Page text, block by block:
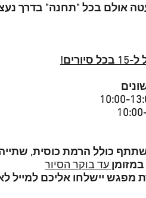
אולם בכל "תחנה" בדרך
ים
עד בוקר הסיור
מפגש יישלחו אליכם למייל